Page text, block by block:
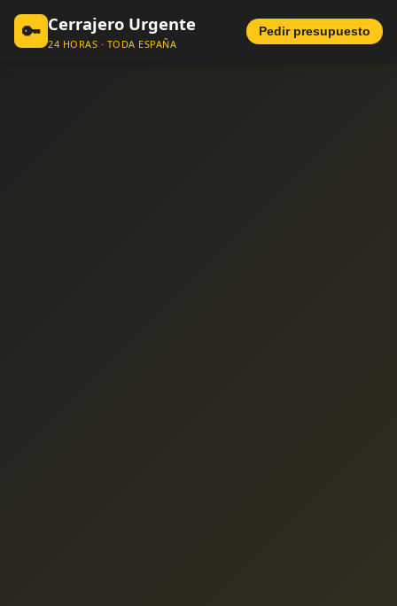
🔑 Cerrajero Urgente
24 HORAS · TODA ESPAÑA
Pedir presupuesto